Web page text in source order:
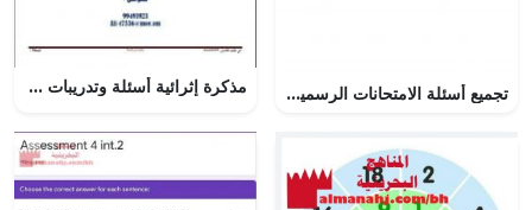
تجميع أسئلة الامتحانات الرسمية للأعوام (~) (كيمياء) الثاني عشر مذكرة إثرائية أسئلة وتدريبات في الوحدة الثانية (المد) (تربية اسلامية) الثامن